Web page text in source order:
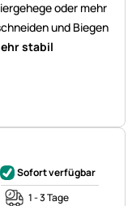
oder mehr
und Biegen
stabil
Sofort verfügbar
1 - 3 Tage